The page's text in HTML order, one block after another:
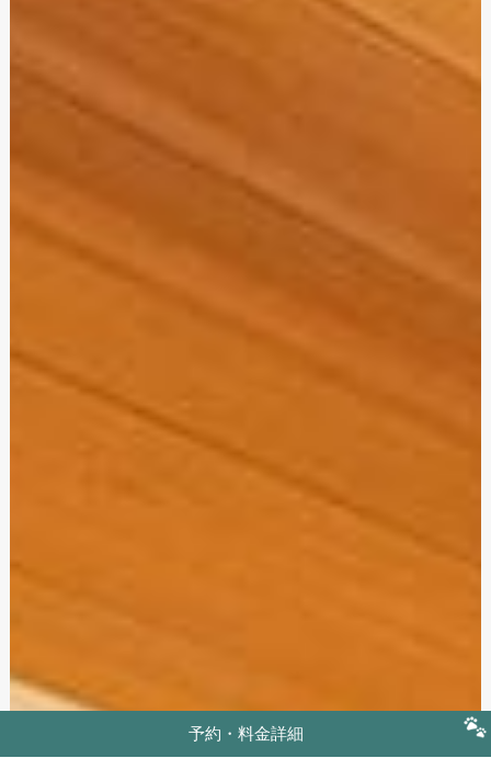
予約・料金詳細